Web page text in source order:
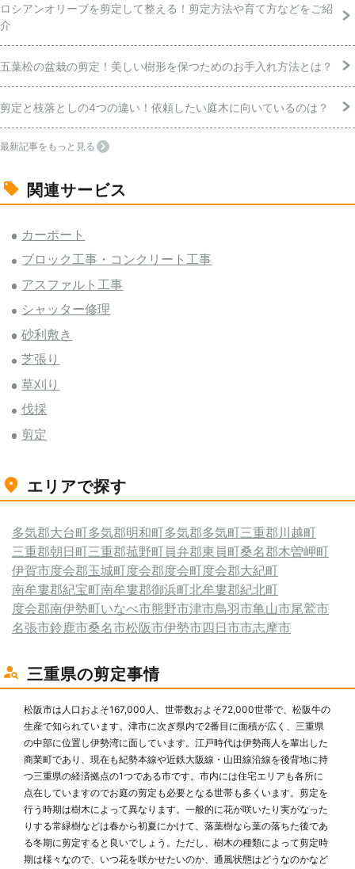
ロシアンオリーブを剪定して整える！剪定方法や育て方などをご紹
介
五葉松の盆栽の剪定！美しい樹形を保つためのお手入れ方法とは？
剪定と枝落としの4つの違い！依頼したい庭木に向いているのは？
最新記事をもっと見る
関連サービス
カーポート
ブロック工事・コンクリート工事
アスファルト工事
シャッター修理
砂利敷き
芝張り
草刈り
伐採
剪定
エリアで探す
多気郡大台町多気郡明和町多気郡多気町三重郡川越町
三重郡朝日町三重郡菰野町員弁郡東員町桑名郡木曽岬町
伊賀市度会郡玉城町度会郡度会町度会郡大紀町
南牟婁郡紀宝町南牟婁郡御浜町北牟婁郡紀北町
度会郡南伊勢町いなべ市熊野市津市鳥羽市亀山市尾鷲市
名張市鈴鹿市桑名市松阪市伊勢市四日市市志摩市
三重県の剪定事情
松阪市は人口およそ167,000人、世帯数およそ72,000世帯で、松阪牛の
生産で知られています。津市に次ぎ県内で2番目に面積が広く、三重県
の中部に位置し伊勢湾に面しています。江戸時代は伊勢商人を輩出した
商業町であり、現在も紀勢本線や近鉄大阪線・山田線沿線を後背地に持
つ三重県の経済拠点の1つである市です。市内には住宅エリアも各所に
点在していますのでお庭の剪定も必要となる世帯も多くいます。剪定を
行う時期は樹木によって異なります。一般的に花が咲いたり実がなった
りする常緑樹などは春から初夏にかけて、落葉樹なら葉の落ちた後であ
る冬期に剪定すると良いでしょう。ただし、樹木の種類によって剪定時
期は様々なので、いつ花を咲かせたいのか、通風状態はどうなのかなど